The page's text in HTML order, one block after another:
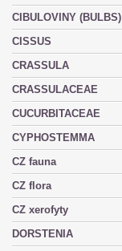
CIBULOVINY (BULBS)
CISSUS
CRASSULA
CRASSULACEAE
CUCURBITACEAE
CYPHOSTEMMA
CZ fauna
CZ flora
CZ xerofyty
DORSTENIA